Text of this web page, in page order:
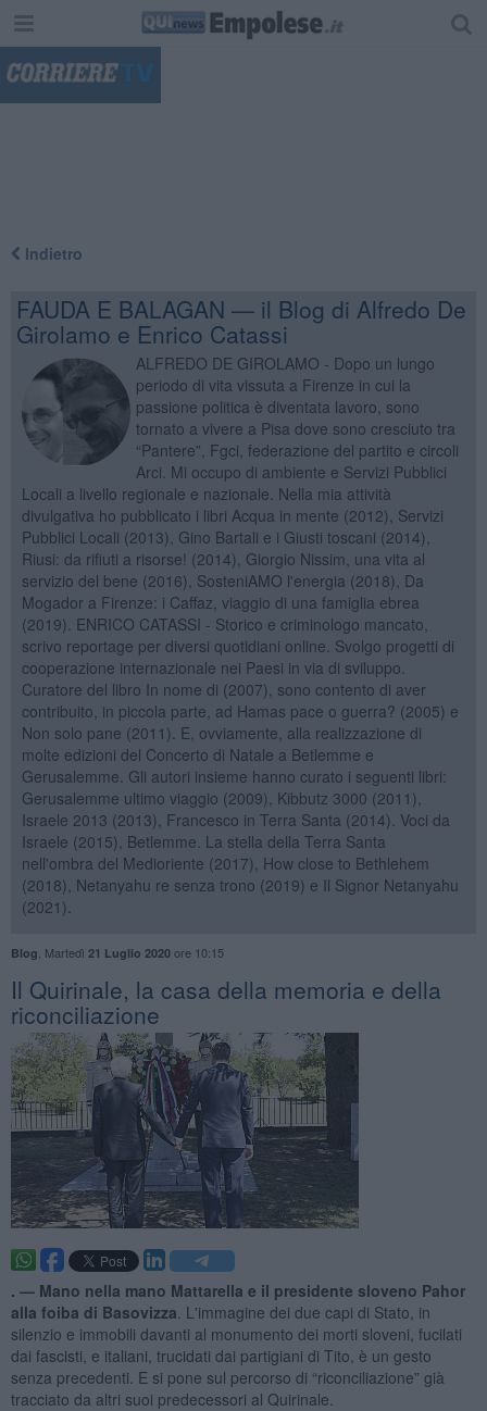
Indietro
FAUDA E BALAGAN — il Blog di Alfredo De
Girolamo e Enrico Catassi
ALFREDO DE GIROLAMO - Dopo un lungo
periodo di vita vissuta a Firenze in cui la
passione politica è diventata lavoro, sono
tornato a vivere a Pisa dove sono cresciuto tra
“Pantere”, Fgci, federazione del partito e circoli
Arci. Mi occupo di ambiente e Servizi Pubblici
Locali a livello regionale e nazionale. Nella mia attività
divulgativa ho pubblicato i libri Acqua in mente (2012), Servizi
Pubblici Locali (2013), Gino Bartali e i Giusti toscani (2014),
Riusi: da rifiuti a risorse! (2014), Giorgio Nissim, una vita al
servizio del bene (2016), SosteniAMO l'energia (2018), Da
Mogador a Firenze: i Caffaz, viaggio di una famiglia ebrea
(2019). ENRICO CATASSI - Storico e criminologo mancato,
scrivo reportage per diversi quotidiani online. Svolgo progetti di
cooperazione internazionale nei Paesi in via di sviluppo.
Curatore del libro In nome di (2007), sono contento di aver
contribuito, in piccola parte, ad Hamas pace o guerra? (2005) e
Non solo pane (2011). E, ovviamente, alla realizzazione di
molte edizioni del Concerto di Natale a Betlemme e
Gerusalemme. Gli autori insieme hanno curato i seguenti libri:
Gerusalemme ultimo viaggio (2009), Kibbutz 3000 (2011),
Israele 2013 (2013), Francesco in Terra Santa (2014). Voci da
Israele (2015), Betlemme. La stella della Terra Santa
nell'ombra del Medioriente (2017), How close to Bethlehem
(2018), Netanyahu re senza trono (2019) e Il Signor Netanyahu
(2021).
Blog Martedì 21 Luglio 2020ore 10:15
Il Quirinale, la casa della memoria e della
riconciliazione
. — Mano nella mano Mattarella e il presidente sloveno Pahor
alla foiba di Basovizza . L'immagine dei due capi di Stato, in
silenzio e immobili davanti al monumento dei morti sloveni, fucilati
dai fascisti, e italiani, trucidati dai partigiani di Tito, è un gesto
senza precedenti. E si pone sul percorso di “riconciliazione” già
tracciato da altri suoi predecessori al Quirinale.